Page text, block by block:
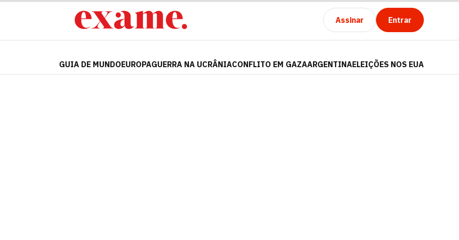
Assinar Entrar
GUIA DE MUNDOEUROPAGUERRA NA UCRÂNIACONFLITO EM GAZAARGENTINAELEIÇÕES NOS EUA